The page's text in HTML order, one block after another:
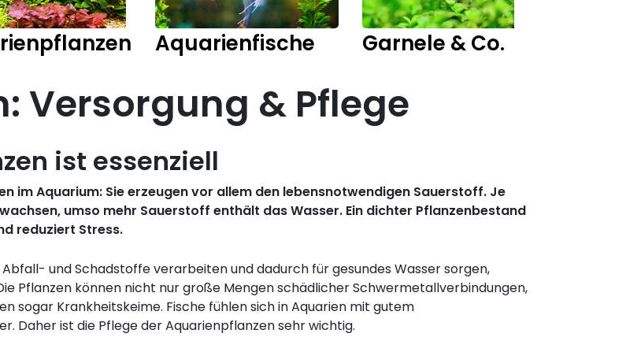
Aquarienfische Garnele & Co.
Versorgung & Pflege
ist essenziell
im Aquarium: Sie erzeugen vor allem den lebensnotwendigen Sauerstoff. Je
umso mehr Sauerstoff enthält das Wasser. Ein dichter Pflanzenbestand
reduziert Stress.
und Schadstoffe verarbeiten und dadurch für gesundes Wasser sorgen,
Pflanzen können nicht nur große Mengen schädlicher Schwermetallverbindungen,
sogar Krankheitskeime. Fische fühlen sich in Aquarien mit gutem
Daher ist die Pflege der Aquarienpflanzen sehr wichtig.